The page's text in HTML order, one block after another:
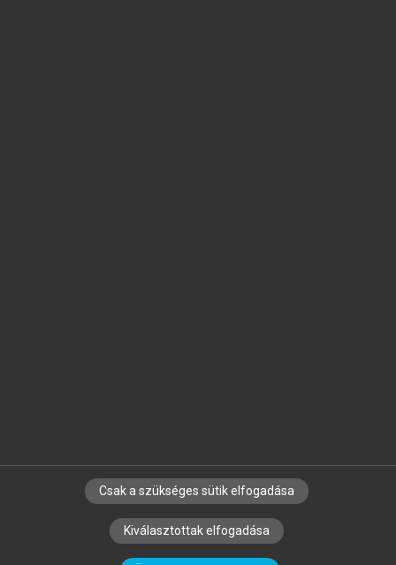
SZERZŐKNEK CÉGEKNEK KÖNYVTÁROSOKNAK
SZERKESZTÉSI ÉS LEKTORÁLÁSI ALAPELVEK
Csak a szükséges sütik elfogadása
Kiválasztottak elfogadása